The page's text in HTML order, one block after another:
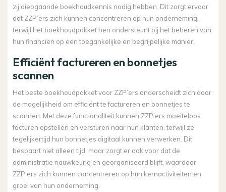
zij diepgaande boekhoudkennis nodig hebben. Dit zorgt ervoor
dat ZZP’ers zich kunnen concentreren op hun onderneming,
terwijl het boekhoudpakket hen ondersteunt bij het beheren van
hun financiën op een toegankelijke en begrijpelijke manier.
Efficiënt factureren en bonnetjes
scannen
Het beste boekhoudpakket voor ZZP’ers onderscheidt zich door
de mogelijkheid om efficiënt te factureren en bonnetjes te
scannen. Met deze functionaliteit kunnen ZZP’ers moeiteloos
facturen opstellen en versturen naar hun klanten, terwijl ze
tegelijkertijd hun bonnetjes digitaal kunnen verwerken. Dit
bespaart niet alleen tijd, maar zorgt er ook voor dat de
administratie nauwkeurig en georganiseerd blijft, waardoor
ZZP’ers zich kunnen concentreren op hun kernactiviteiten en
groei van hun onderneming.